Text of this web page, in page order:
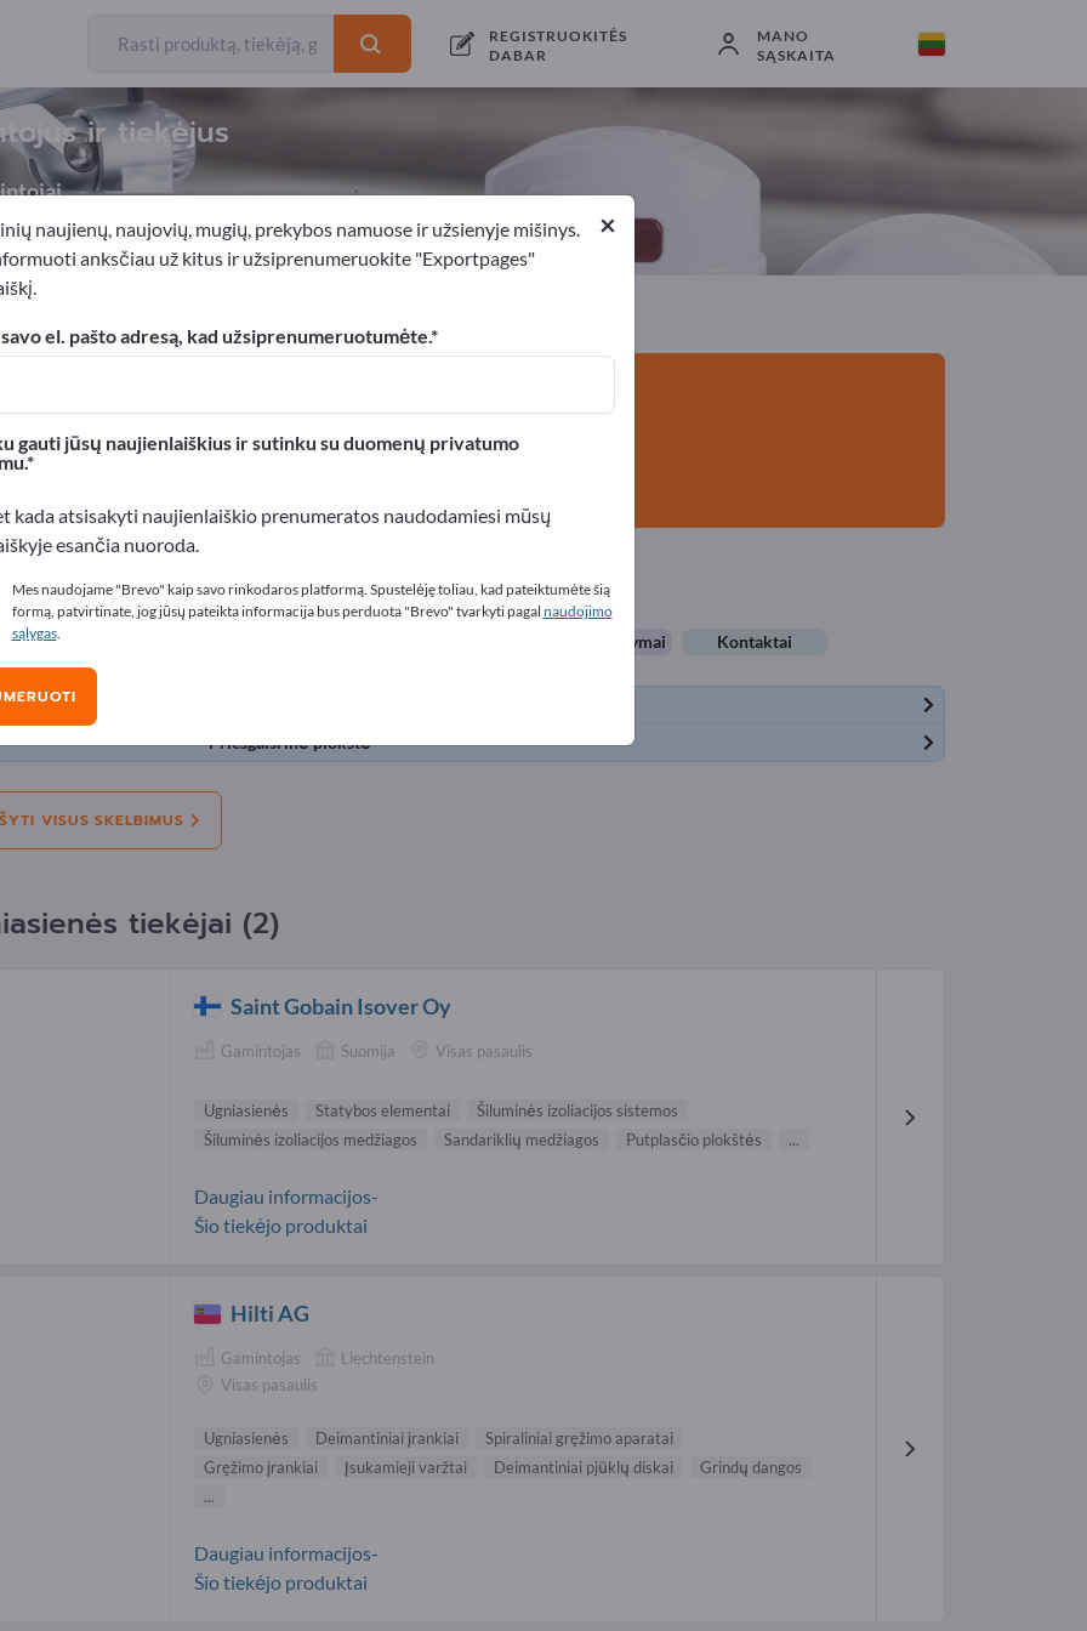
REGISTRUOKITĖS
DABAR
MANO
SĄSKAITA
ir tiekėjus
Eksportuotojai 2 Gamintojai
nuo gaisro
kontaktai >> pradėkite čia
Exportpages svetainėje.
>> publikuokite čia
Darbo pasiūlymai Kontaktai
Priešgaisrinė plokštė
VISUS SKELBIMUS
tiekėjai (2)
Saint Gobain Isover Oy
Gamintojas Suomija Visas pasaulis
Ugniasienės Statybos elementai
Šiluminės izoliacijos sistemos
Šiluminės izoliacijos medžiagos
Sandariklių medžiagos Putplasčio plokštės ...
Daugiau informacijos-
Šio tiekėjo produktai
Hilti AG
Gamintojas
Liechtenstein
Visas pasaulis
Ugniasienės Deimantiniai įrankiai
Spiraliniai gręžimo aparatai
Gręžimo įrankiai
Įsukamieji varžtai Deimantiniai pjūklų diskai
Grindų dangos
...
Daugiau informacijos-
Šio tiekėjo produktai
×
naujienų, naujovių, mugių, prekybos namuose ir užsienyje mišinys.
anksčiau už kitus ir užsiprenumeruokite "Exportpages"
el. pašto adresą, kad užsiprenumeruotumėte.
gauti jūsų naujienlaiškius ir sutinku su duomenų privatumo
kada atsisakyti naujienlaiškio prenumeratos naudodamiesi mūsų
esančia nuoroda.
Mes naudojame "Brevo" kaip savo rinkodaros platformą. Spustelėję toliau, kad pateiktumėte šią
formą, patvirtinate, jog jūsų pateikta informacija bus perduota "Brevo" tvarkyti pagal naudojimo
sąlygas.